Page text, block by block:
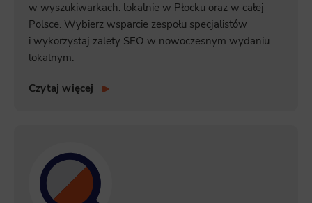
w wyszukiwarkach: lokalnie w Płocku oraz w całej
Polsce. Wybierz wsparcie zespołu specjalistów
i wykorzystaj zalety SEO w nowoczesnym wydaniu
lokalnym.
Czytaj więcej